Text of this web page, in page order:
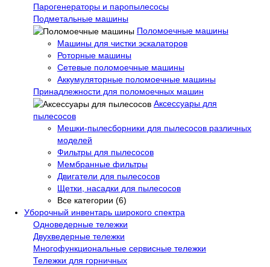
Парогенераторы и паропылесосы
Подметальные машины
Поломоечные машины
Машины для чистки эскалаторов
Роторные машины
Сетевые поломоечные машины
Аккумуляторные поломоечные машины
Принадлежности для поломоечных машин
Аксессуары для
пылесосов
Мешки-пылесборники для пылесосов различных
моделей
Фильтры для пылесосов
Мембранные фильтры
Двигатели для пылесосов
Щетки, насадки для пылесосов
Все категории (6)
Уборочный инвентарь широкого спектра
Одноведерные тележки
Двухведерные тележки
Многофункциональные сервисные тележки
Тележки для горничных